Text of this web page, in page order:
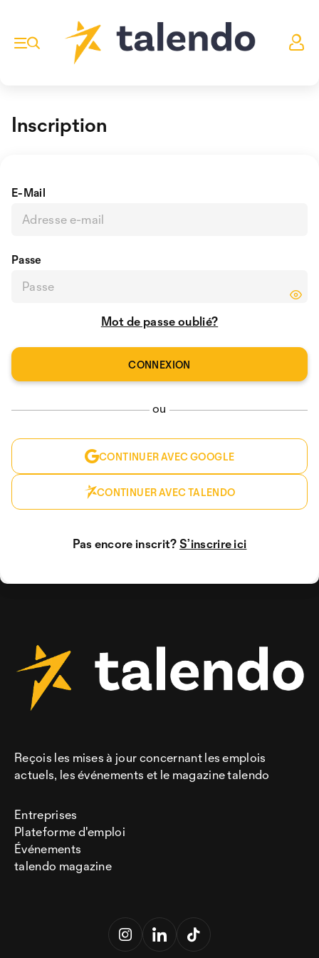
Inscription
E-Mail
Passe
Mot de passe oublié?
ou
CONTINUER AVEC GOOGLE
CONTINUER AVEC TALENDO
Pas encore inscrit?S’inscrire ici
Reçois les mises à jour concernant les emplois
actuels, les événements et le magazine talendo
Entreprises
Plateforme d'emploi
Événements
talendo magazine